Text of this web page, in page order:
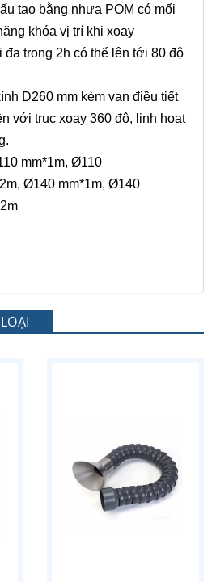
tạo bằng nhựa POM có mối
khóa vị trí khi xoay
đa trong 2h có thể lên tới 80 độ
D260 mm kèm van điều tiết
với trục xoay 360 độ, linh hoạt
mm*1m, Ø110
Ø140 mm*1m, Ø140